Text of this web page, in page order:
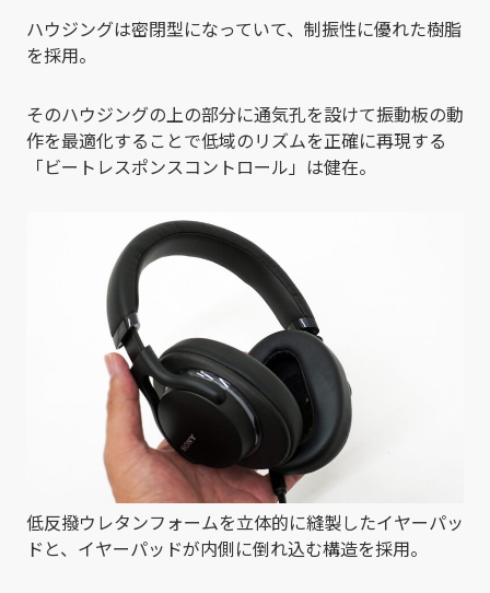
ハウジングは密閉型になっていて、制振性に優れた樹脂
を採用。
そのハウジングの上の部分に通気孔を設けて振動板の動
作を最適化することで低域のリズムを正確に再現する
「ビートレスポンスコントロール」は健在。
低反撥ウレタンフォームを立体的に縫製したイヤーパッ
ドと、イヤーパッドが内側に倒れ込む構造を採用。